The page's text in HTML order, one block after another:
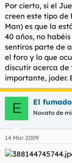
Por cierto, si el
creen este tipo de
Man) es que la
40 años, no
sentiros parte de
el foro y lo que
discutir acerca de
importante, joder.
E El
Novato de
14 Mar 2009